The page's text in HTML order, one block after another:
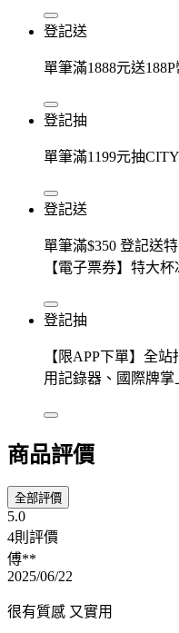
登記送
單筆滿1888元送188P
登記抽
單筆滿1199元抽
登記送
單筆滿$350 登記送
【電子票券】特大
登記抽
【限APP下單】全
用記錄器、國際牌
商品評價
全部評價
5.0
4則評價
傅**
2025/06/22
很有質感 又實用